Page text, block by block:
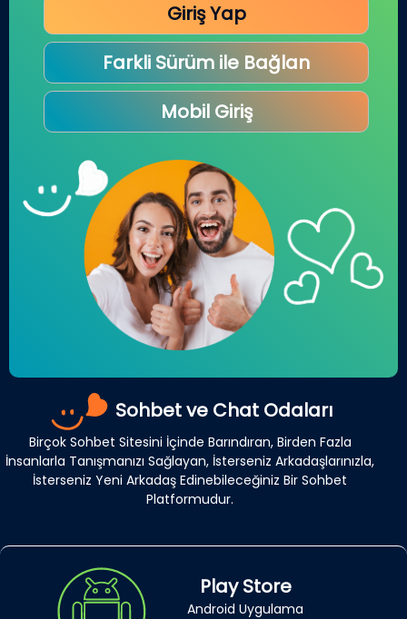
Giriş Yap
Farkli Sürüm ile Bağlan
Mobil Giriş
Sohbet ve Chat Odaları
Birçok Sohbet Sitesini İçinde Barındıran, Birden Fazla
İnsanlarla Tanışmanızı Sağlayan, İsterseniz Arkadaşlarınızla,
İsterseniz Yeni Arkadaş Edinebileceğiniz Bir Sohbet
Platformudur.
Play Store
Android Uygulama